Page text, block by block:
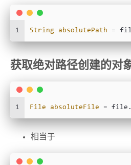
1 String absolutePath =
获取绝对路径创建的对
1 File absoluteFile =
相当于